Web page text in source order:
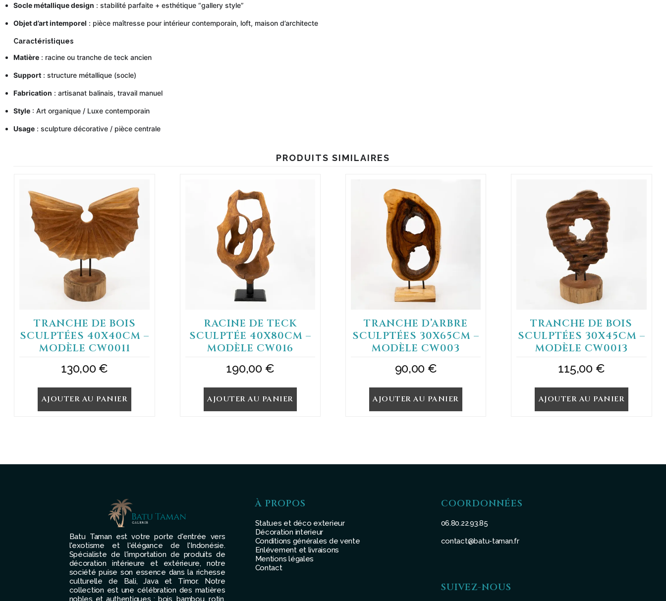
Socle métallique design : stabilité parfaite + esthétique “gallery style”
Objet d’art intemporel : pièce maîtresse pour intérieur contemporain, loft, maison d’architecte
Caractéristiques
Matière: racine ou tranche de teck ancien
Support: structure métallique (socle)
Fabrication : artisanat balinais, travail manuel
Style: Art organique / Luxe contemporain
Usage: sculpture décorative / pièce centrale
PRODUITS SIMILAIRES
TRANCHE DE BOIS
SCULPTÉES 40X40CM –
MODÈLE CW0011
130,00€
AJOUTER AU PANIER
RACINE DE TECK
SCULPTÉE 40X80CM –
MODÈLE CW016
190,00 €
AJOUTER AU PANIER
TRANCHE D’ARBRE
SCULPTÉES 30X65CM –
MODÈLE CW003
90,00 €
AJOUTER AU PANIER
TRANCHE DE BOIS
SCULPTÉES 30X45CM –
MODÈLE CW0013
115,00 €
AJOUTER AU PANIER
Batu Taman est votre porte d'entrée vers
l'exotisme et l'élégance de l'Indonésie.
Spécialiste de l'importation de produits de
décoration intérieure et extérieure, notre
société puise son essence dans la richesse
culturelle de Bali, Java et Timor. Notre
collection est une célébration des matières
nobles et authentiques : bois, bambou, rotin,
À PROPOS
Statues et déco exterieur
Décoration interieur
Conditions générales de vente
Enlévement et livraisons
Mentions légales
Contact
COORDONNÉES
06.80.22.93.85
contact@batu-taman.fr
SUIVEZ-NOUS